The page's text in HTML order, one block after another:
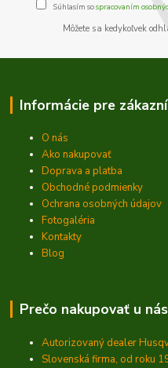
Súhlasím sospracovaním
Môžete sa kedykoľvek
Informácie pre
O nás
Ako nakupovať
Doprava a platba
Obchodné podmienky
Ochrana osobných údajov
Fotogaléria
Kontakty
Blog
Prečo nakupovať u
Autorizovaný dealer
Slovenská firma, od roku